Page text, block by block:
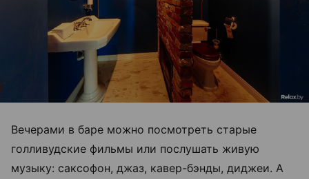
Вечерами в баре можно посмотреть старые
голливудские фильмы или послушать живую
музыку: саксофон, джаз, кавер-бэнды, диджеи. А